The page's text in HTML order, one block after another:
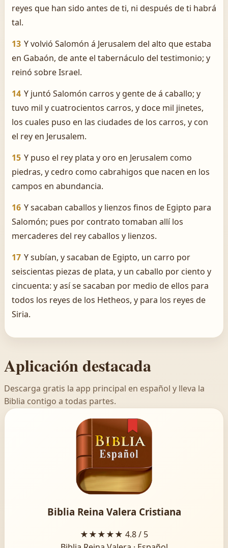
reyes que han sido antes de ti, ni después de ti habrá
tal.
13 Y volvió Salomón á Jerusalem del alto que estaba
en Gabaón, de ante el tabernáculo del testimonio; y
reinó sobre Israel.
14 Y juntó Salomón carros y gente de á caballo; y
tuvo mil y cuatrocientos carros, y doce mil jinetes,
los cuales puso en las ciudades de los carros, y con
el rey en Jerusalem.
15 Y puso el rey plata y oro en Jerusalem como
piedras, y cedro como cabrahigos que nacen en los
campos en abundancia.
16 Y sacaban caballos y lienzos finos de Egipto para
Salomón; pues por contrato tomaban allí los
mercaderes del rey caballos y lienzos.
17 Y subían, y sacaban de Egipto, un carro por
seiscientas piezas de plata, y un caballo por ciento y
cincuenta: y así se sacaban por medio de ellos para
todos los reyes de los Hetheos, y para los reyes de
Siria.
Aplicación destacada
Descarga gratis la app principal en español y lleva la
Biblia contigo a todas partes.
Biblia Reina Valera Cristiana
★★★★★ 4.8 / 5